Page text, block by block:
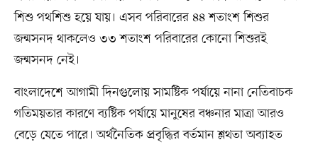
শিশু পথশিশু হয়ে যায়। এসব পরিবারের ৪৪ শতাংশ শিশুর
জন্মসনদ থাকলেও ৩৩ শতাংশ পরিবারের কোনো শিশুরই
জন্মসনদ নেই।
বাংলাদেশে আগামী দিনগুলোয় সামষ্টিক পর্যায়ে নানা নেতিবাচক
গতিময়তার কারণে ব্যষ্টিক পর্যায়ে মানুষের বঞ্চনার মাত্রা আরও
বেড়ে যেতে পারে। অর্থনৈতিক প্রবৃদ্ধির বর্তমান শ্লথতা অব্যাহত